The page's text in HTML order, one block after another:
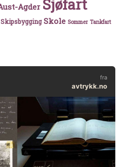
Agder Sjøfart
Skipsbygging Skole Sommer Tankfart